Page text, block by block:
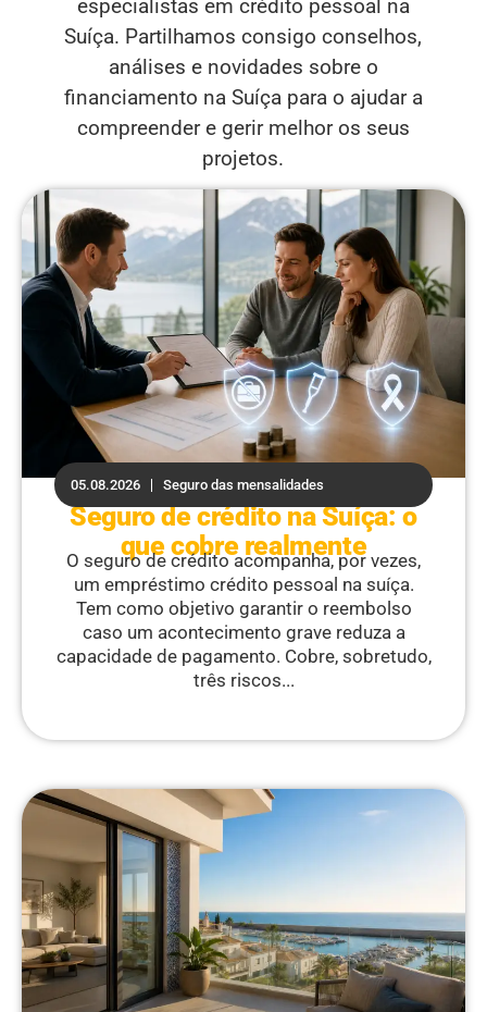
especialistas em crédito pessoal na
Suíça. Partilhamos consigo conselhos,
análises e novidades sobre o
financiamento na Suíça para o ajudar a
compreender e gerir melhor os seus
projetos.
05.08.2026 Seguro das mensalidades
Seguro de crédito na Suíça: o
que cobre realmente
O seguro de crédito acompanha, por vezes,
um empréstimo crédito pessoal na suíça.
Tem como objetivo garantir o reembolso
caso um acontecimento grave reduza a
capacidade de pagamento. Cobre, sobretudo,
três riscos...